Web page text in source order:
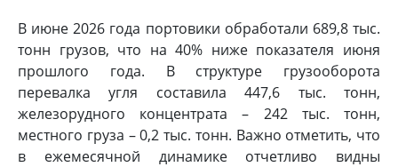
В июне 2026 года портовики обработали 689,8 тыс.
тонн грузов, что на 40% ниже показателя июня
прошлого года. В структуре грузооборота
перевалка угля составила 447,6 тыс. тонн,
железорудного концентрата – 242 тыс. тонн,
местного груза – 0,2 тыс. тонн. Важно отметить, что
в ежемесячной динамике отчетливо видны